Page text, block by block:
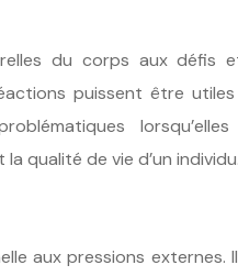
du corps aux défis
puissent être
qualité de vie d’un individu.
aux pressions externes.